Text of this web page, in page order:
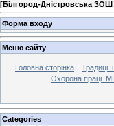
[Білгород-Дністровська
Форма входу
Меню сайту
Головна сторінка
Охорона праці.
Categories